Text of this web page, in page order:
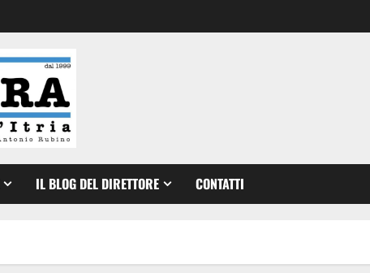
IL BLOG DEL DIRETTORE CONTATTI